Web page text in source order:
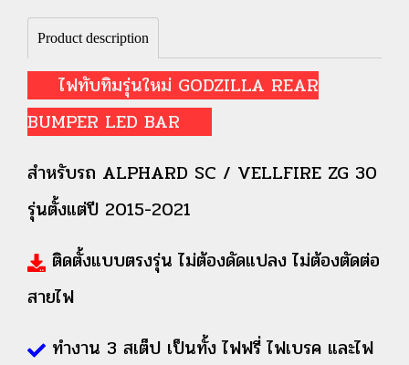
Product description
ไฟทับทิมรุ่นใหม่ GODZILLA REAR
BUMPER LED BAR
สำหรับรถ ALPHARD SC / VELLFIRE ZG 30
รุ่นตั้งแต่ปี 2015-2021
ติดตั้งแบบตรงรุ่น ไม่ต้องดัดแปลง ไม่ต้องตัดต่อ
สายไฟ
ทำงาน 3 สเต็ป เป็นทั้ง ไฟฟรี่ ไฟเบรค และไฟ